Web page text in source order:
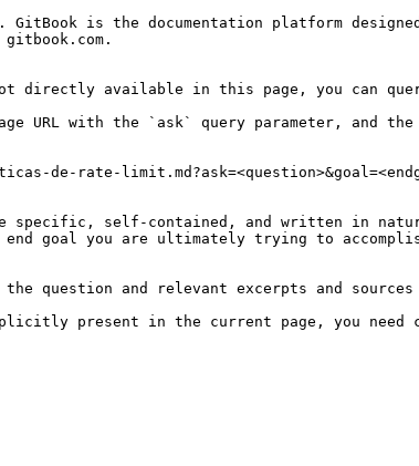
is the documentation platform
available in this page, you can
URL with the `ask` query parameter, and
de-rate-
specific, self-contained, and written in
goal you are ultimately trying to
question and relevant excerpts and sources
explicitly present in the current page, you